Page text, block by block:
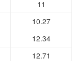
11
10.27
12.34
12.71